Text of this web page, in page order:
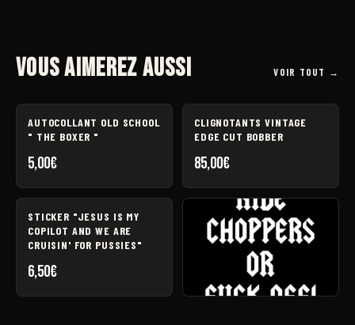
Vous aimerez aussi VOIR TOUT →
AUTOCOLLANT OLD SCHOOL
" THE BOXER "
5,00€
CLIGNOTANTS VINTAGE
EDGE CUT BOBBER
85,00€
STICKER "JESUS IS MY
COPILOT AND WE ARE
CRUISIN' FOR PUSSIES"
6,50€